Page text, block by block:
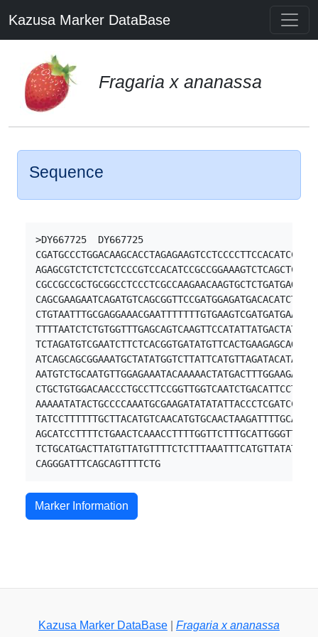
Kazusa Marker DataBase
Fragaria x ananassa
Sequence
>DY667725  DY667725
Marker Information
Kazusa Marker DataBase Fragaria x ananassa